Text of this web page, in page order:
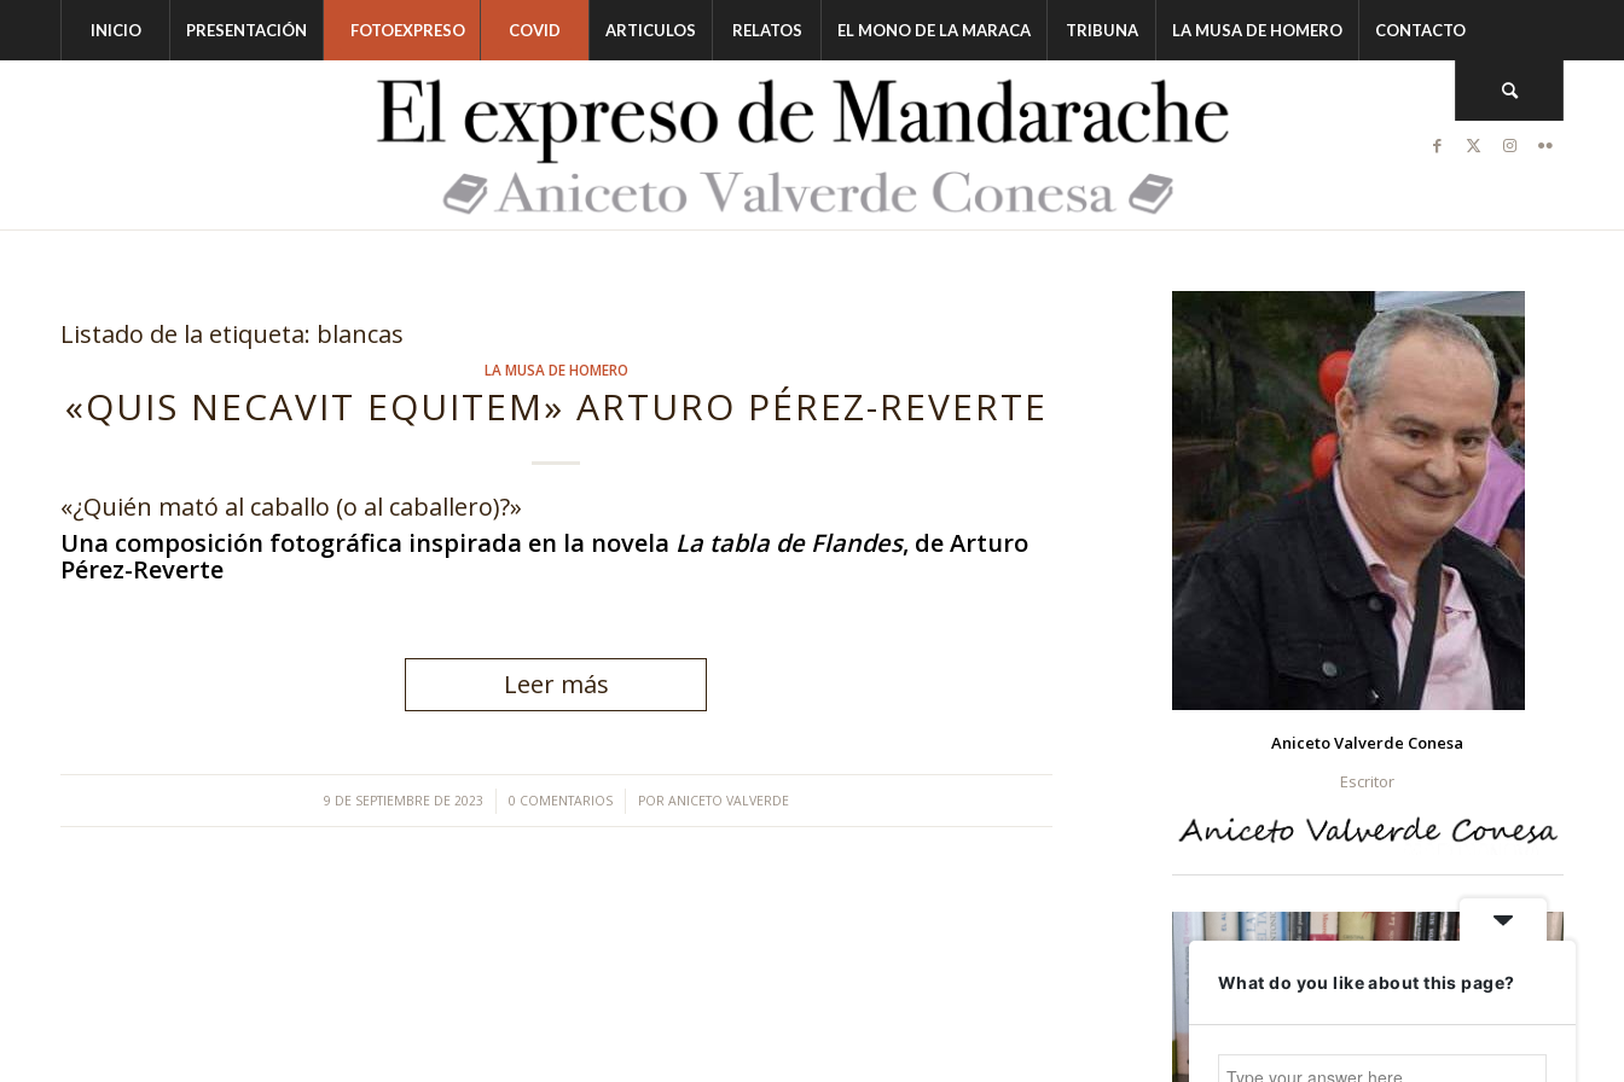
INICIO PRESENTACIÓN FOTOEXPRESO COVID ARTICULOS RELATOS EL MONO DE LA MARACA TRIBUNA LA MUSA DE HOMERO CONTACTO
Listado de la etiqueta: blancas
LA MUSA DE HOMERO
«QUIS NECAVIT EQUITEM» ARTURO PÉREZ-REVERTE
«¿Quién mató al caballo (o al caballero)?»
Una composición fotográfica inspirada en la novela La tabla de Flandes, de Arturo
Pérez-Reverte
Leer más
9 DE SEPTIEMBRE DE 2023
/ 0 COMENTARIOS
/ POR ANICETO VALVERDE
Aniceto Valverde Conesa
Escritor
What do you like about this page?